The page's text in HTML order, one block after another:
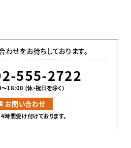
わせをお待ちしております。
555-2722
18:00 (休・祝日を除く)
お問い合わせ
時間受け付けております。